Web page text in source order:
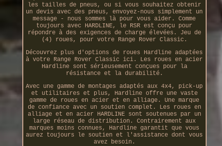
les tailles de pneus, ou si vous souhaitez obtenir
un devis avec des pneus, envoyez-nous simplement un
message - nous sommes là pour vous aider. Comme
toujours avec HARDLINE, le RSR est conçu pour
répondre à des exigences de charge élevées. Jeu de
(4) roues, pour votre Range Rover Classic.
Découvrez plus d'options de roues Hardline adaptées
à votre Range Rover Classic ici. Les roues en acier
Hardline sont sérieusement conçues pour la
résistance et la durabilité.
Avec une gamme de montages adaptés aux 4x4, pick-up
et utilitaires et plus, Hardline offre une vaste
gamme de roues en acier et en alliage. Une marque
de confiance avec un soutien complet. Les roues en
alliage et en acier HARDLINE sont soutenues par un
large réseau de distribution. Contrairement aux
marques moins connues, Hardline garantit que vous
aurez toujours le soutien et l'assistance dont vous
avez besoin.